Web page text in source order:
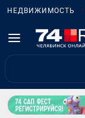
НЕДВИЖИМОСТЬ